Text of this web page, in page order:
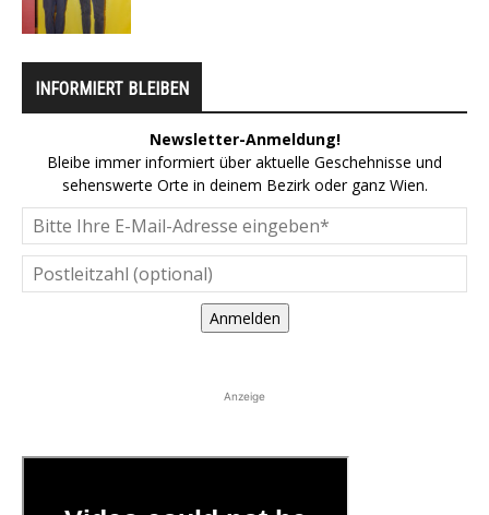
INFORMIERT BLEIBEN
Newsletter-Anmeldung!
Bleibe immer informiert über aktuelle Geschehnisse und
sehenswerte Orte in deinem Bezirk oder ganz Wien.
Anmelden
Anzeige